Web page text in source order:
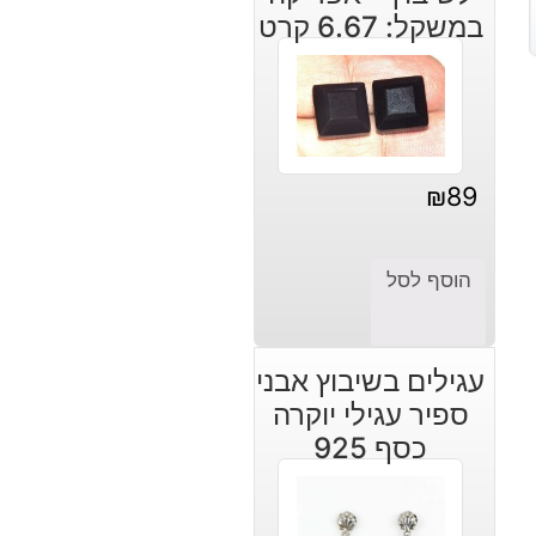
במשקל: 6.67 קרט
₪89
הוסף לסל
עגילים בשיבוץ אבני
ספיר עגילי יוקרה
כסף 925